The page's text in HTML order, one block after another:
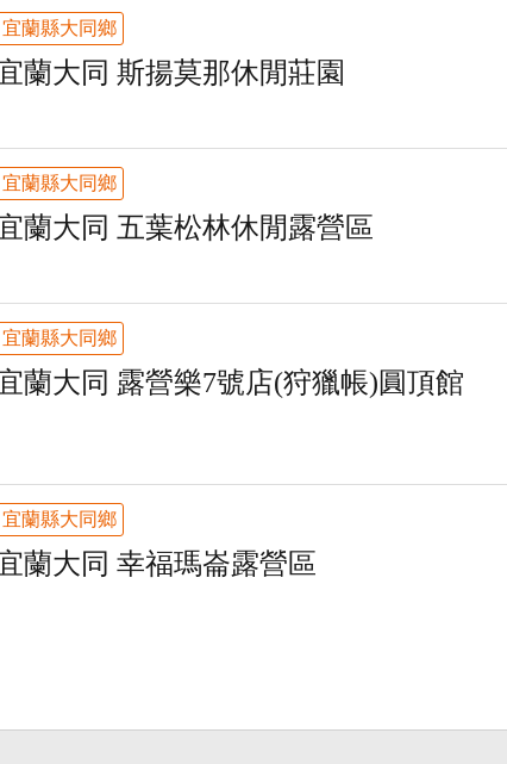
宜蘭縣大同鄉
蘭大同 斯揚莫那休閒莊園
宜蘭縣大同鄉
蘭大同 五葉松林休閒露營區
宜蘭縣大同鄉
蘭大同 露營樂7號店(狩獵帳)圓頂館
宜蘭縣大同鄉
蘭大同 幸福瑪崙露營區